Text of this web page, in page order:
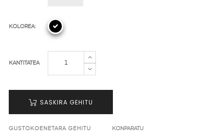
KOLOREA:
KANTITATEA
SASKIRA GEHITU
GUSTOKOENETARA GEHITU KONPARATU